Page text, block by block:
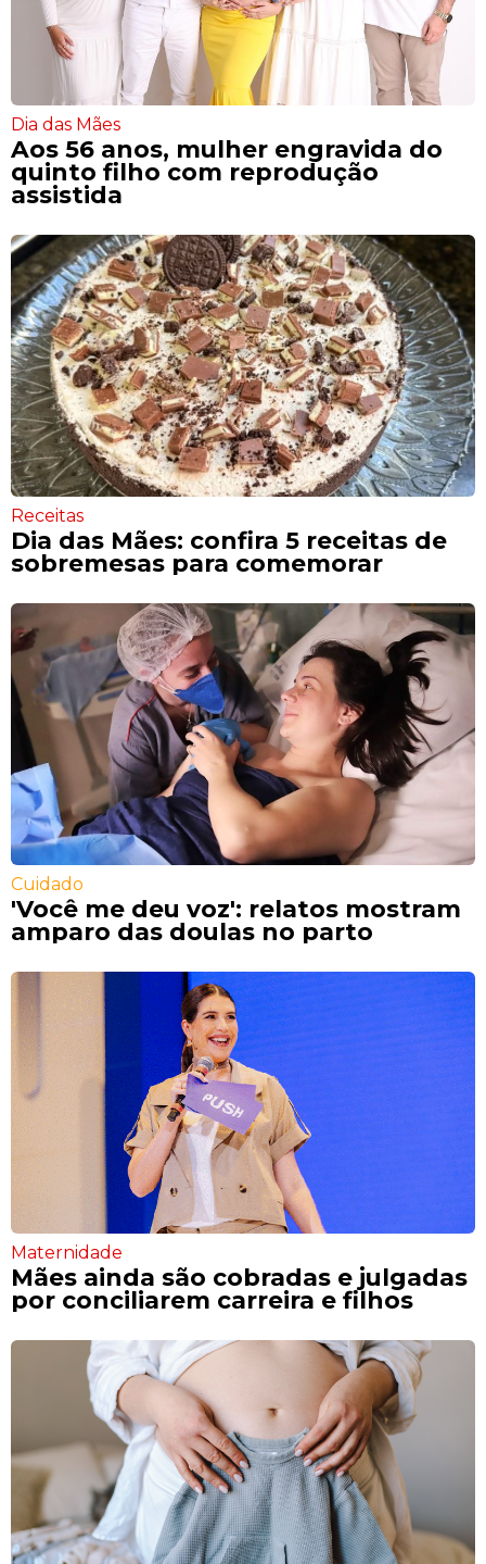
Dia das Mães
Aos 56 anos, mulher engravida do
quinto filho com reprodução
assistida
Receitas
Dia das Mães: confira 5 receitas de
sobremesas para comemorar
Cuidado
'Você me deu voz': relatos mostram
amparo das doulas no parto
Maternidade
Mães ainda são cobradas e julgadas
por conciliarem carreira e filhos